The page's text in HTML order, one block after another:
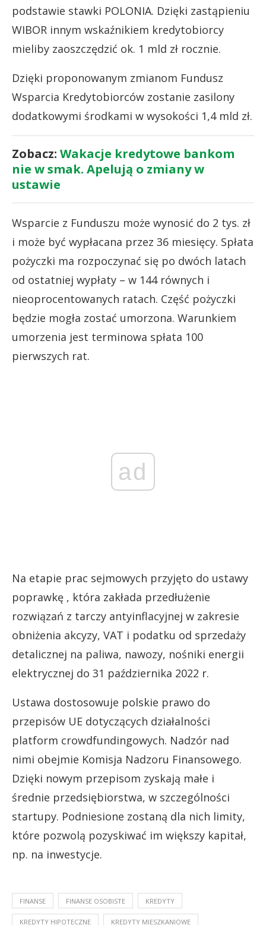
podstawie stawki POLONIA. Dzięki zastąpieniu
WIBOR innym wskaźnikiem kredytobiorcy
mieliby zaoszczędzić ok. 1 mld zł rocznie.
Dzięki proponowanym zmianom Fundusz
Wsparcia Kredytobiorców zostanie zasilony
dodatkowymi środkami w wysokości 1,4 mld zł.
Zobacz: Wakacje kredytowe bankom
nie w smak. Apelują o zmiany w
ustawie
Wsparcie z Funduszu może wynosić do 2 tys. zł
i może być wypłacana przez 36 miesięcy. Spłata
pożyczki ma rozpoczynać się po dwóch latach
od ostatniej wypłaty – w 144 równych i
nieoprocentowanych ratach. Część pożyczki
będzie mogła zostać umorzona. Warunkiem
umorzenia jest terminowa spłata 100
pierwszych rat.
ad
Na etapie prac sejmowych przyjęto do ustawy
poprawkę , która zakłada przedłużenie
rozwiązań z tarczy antyinflacyjnej w zakresie
obniżenia akcyzy, VAT i podatku od sprzedaży
detalicznej na paliwa, nawozy, nośniki energii
elektrycznej do 31 października 2022 r.
Ustawa dostosowuje polskie prawo do
przepisów UE dotyczących działalności
platform crowdfundingowych. Nadzór nad
nimi obejmie Komisja Nadzoru Finansowego.
Dzięki nowym przepisom zyskają małe i
średnie przedsiębiorstwa, w szczególności
startupy. Podniesione zostaną dla nich limity,
które pozwolą pozyskiwać im większy kapitał,
np. na inwestycje.
FINANSE FINANSE OSOBISTE KREDYTY
KREDYTY HIPOTECZNE KREDYTY MIESZKANIOWE